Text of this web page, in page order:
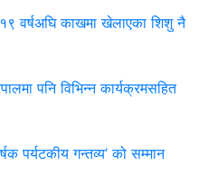
वर्षअघि काखमा खेलाएका शिशु नै
पनि विभिन्न कार्यक्रमसहित
पर्यटकीय गन्तव्य’ को सम्मान